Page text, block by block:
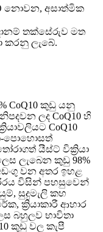
නොවන, අසාත්මික
තක්සේරුව මත
කරනු ලැබේ.
CoQ10 කුඩු යනු
ලද CoQ10 හි
CoQ10
පොහොසත්
යීස්ට් වික්‍රියා
ලැබෙන කුඩු 98%
වන අතර ඉහළ
විසින් පහසුවෙන්
සුදුමැලි කහ
ක්‍රියාකාරී ආහාර
බහුලව භාවිතා
කුඩු වල කැපී